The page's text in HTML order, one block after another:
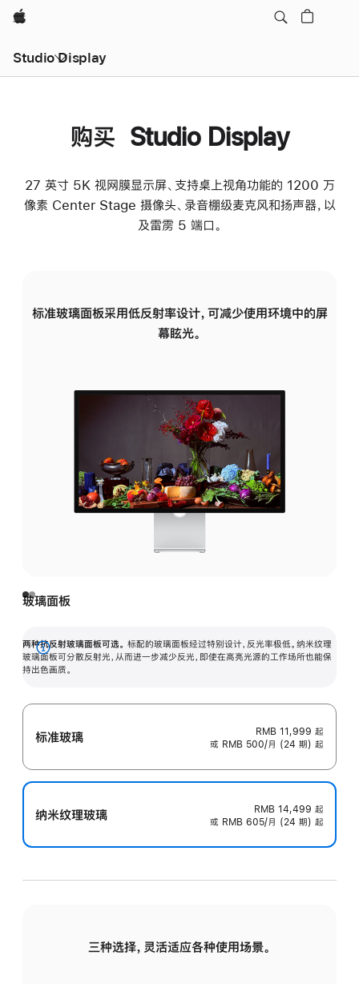
Apple
Studio Display
购买 Studio Display
27 英寸 5K 视网膜显示屏、支持桌上视角功能的 1200 万
像素 Center Stage 摄像头、录音棚级麦克风和扬声器，以
及雷雳 5 端口。
标准玻璃面板采用低反射率设计，可减少使用环境中的屏
幕眩光。
玻璃面板
两种抗反射玻璃面板可选。 标配的玻璃面板经过特别设计，反光率极低。纳米纹理
玻璃面板可分散反射光，从而进一步减少反光，即使在高亮光源的工作场所也能保
持出色画质。
展
开
标准玻璃 RMB 11,999 起
或 RMB 500/月 (24 期) 起
纳米纹理玻璃 RMB 14,499 起
或 RMB 605/月 (24 期) 起
三种选择，灵活适应各种使用场景。